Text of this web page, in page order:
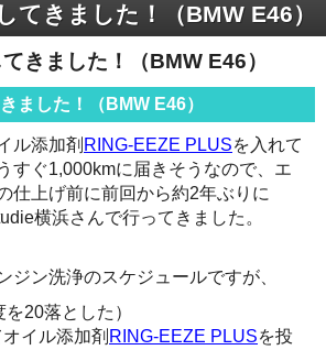
てきました！（BMW E46）
きました！（BMW E46）
ました！（BMW E46）
ル添加剤 RING-EEZE PLUSを入れて
すぐ1,000kmに届きそうなので、エ
仕上げ前に前回から約2年ぶりに
横浜さんで行ってきました。
ジン洗浄のスケジュールですが、
20落とした）
イル添加剤 RING-EEZE PLUSを投